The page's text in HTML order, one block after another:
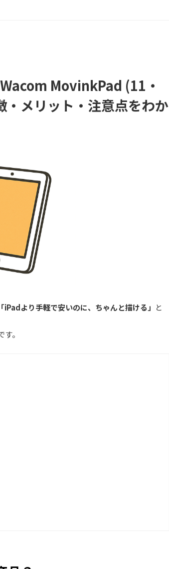
MovinkPad (11・
メリット・注意点をわか
「iPadより手軽で安いのに、ちゃんと描ける」 と
す。